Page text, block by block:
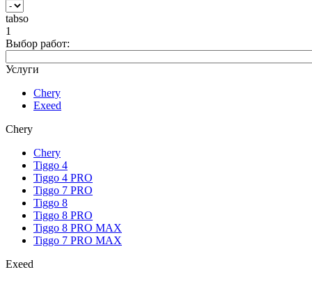
tabso
1
Выбор работ:
Услуги
Chery
Exeed
Chery
Chery
Tiggo 4
Tiggo 4 PRO
Tiggo 7 PRO
Tiggo 8
Tiggo 8 PRO
Tiggo 8 PRO MAX
Tiggo 7 PRO MAX
Exeed